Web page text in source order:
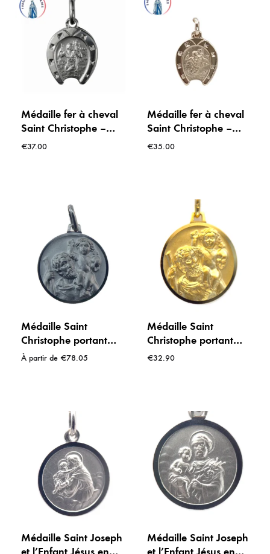
Médaille fer à cheval
Saint Christophe –
Argent – 15 mm –
€37.00
Médaille fer à cheval
Saint Christophe –
Plaqué or – 15 mm –
€35.00
Médaille Saint
Christophe portant
l’Enfant Jésus en
À partir de €78.05
Médaille Saint
Christophe portant
l’Enfant Jésus en
€32.90
Médaille Saint Joseph
Médaille Saint Joseph